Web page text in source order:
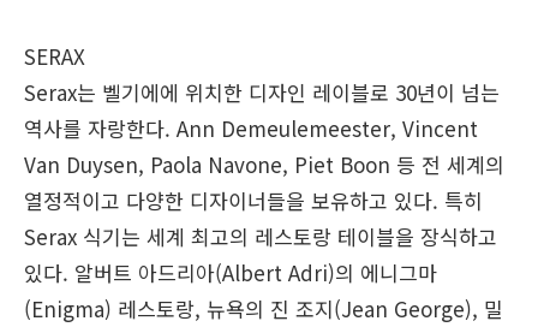
SERAX
Serax는 벨기에에 위치한 디자인 레이블로 30년이 넘는
역사를 자랑한다. Ann Demeulemeester, Vincent
Van Duysen, Paola Navone, Piet Boon 등 전 세계의
열정적이고 다양한 디자이너들을 보유하고 있다. 특히
Serax 식기는 세계 최고의 레스토랑 테이블을 장식하고
있다. 알버트 아드리아(Albert Adri)의 에니그마
(Enigma) 레스토랑, 뉴욕의 진 조지(Jean George), 밀